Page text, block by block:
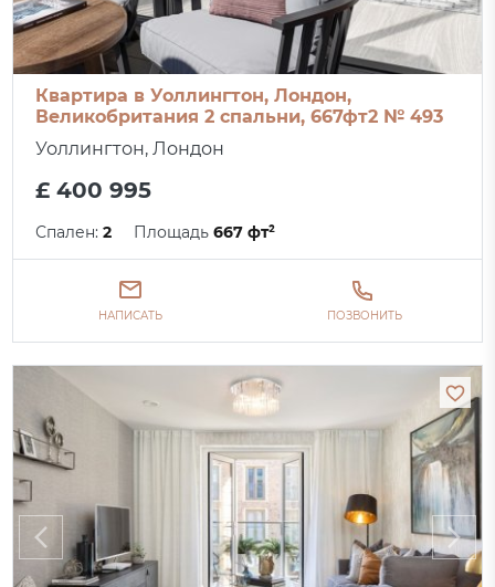
Квартира в Уоллингтон, Лондон,
Великобритания 2 спальни, 667фт2 № 493
Уоллингтон, Лондон
£ 400 995
Спален:2 Площадь667 фт²
НАПИСАТЬ ПОЗВОНИТЬ